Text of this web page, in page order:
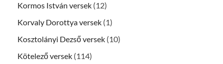
Kormos István versek (12)
Korvaly Dorottya versek (1)
Kosztolányi Dezső versek (10)
Kötelező versek (114)